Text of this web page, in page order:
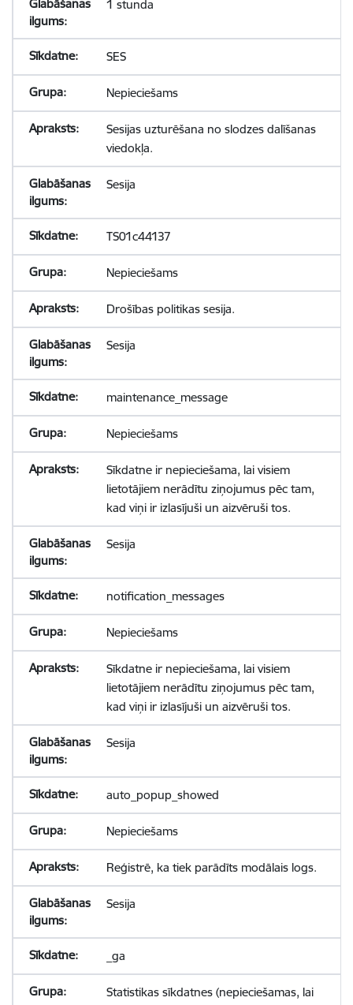
1 stunda
SES
Nepieciešams
Sesijas uzturēšana no slodzes dalīšanas
viedokļa.
Sesija
TS01c44137
Nepieciešams
Drošības politikas sesija.
Sesija
maintenance_message
Nepieciešams
Sīkdatne ir nepieciešama, lai visiem
lietotājiem nerādītu ziņojumus pēc tam,
kad viņi ir izlasījuši un aizvēruši tos.
Sesija
notification_messages
Nepieciešams
Sīkdatne ir nepieciešama, lai visiem
lietotājiem nerādītu ziņojumus pēc tam,
kad viņi ir izlasījuši un aizvēruši tos.
Sesija
auto_popup_showed
Nepieciešams
Reģistrē, ka tiek parādīts modālais logs.
Sesija
_ga
Statistikas sīkdatnes (nepieciešamas, lai